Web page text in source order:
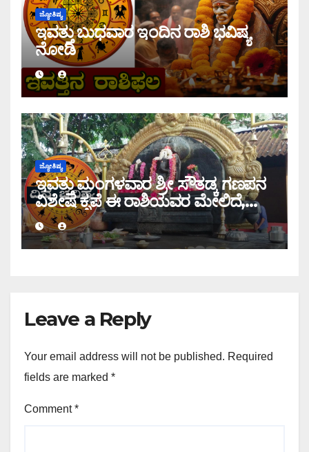
ಜ್ಯೋತಿಷ್ಯ
ಇವತ್ತು ಬುಧವಾರ ಇಂದಿನ ರಾಶಿ ಭವಿಷ್ಯ
ನೋಡಿ
ಜ್ಯೋತಿಷ್ಯ
ಇವತ್ತು ಮಂಗಳವಾರ ಶ್ರೀ ಸೌತಡ್ಕ ಗಣಪನ
ವಿಶೇಷ ಕೃಪೆ ಈ ರಾಶಿಯವರ ಮೇಲಿದೆ,
ಇಂದಿನ ರಾಶಿ ಭವಿಷ್ಯ ತಿಳಿಯಿರಿ
Leave a Reply
Your email address will not be published. Required
fields are marked *
Comment*